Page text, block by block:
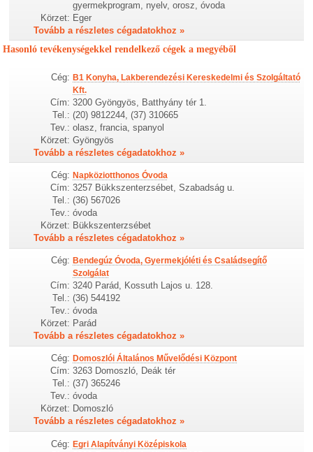
gyermekprogram, nyelv, orosz, óvoda
Körzet: Eger
Tovább a részletes cégadatokhoz »
Hasonló tevékenységekkel rendelkező cégek a megyéből
Cég: B1 Konyha, Lakberendezési Kereskedelmi és Szolgáltató
Kft.
Cím: 3200 Gyöngyös, Batthyány tér 1.
Tel.: (20) 9812244, (37) 310665
Tev.: olasz, francia, spanyol
Körzet: Gyöngyös
Tovább a részletes cégadatokhoz »
Cég: Napköziotthonos Óvoda
Cím: 3257 Bükkszenterzsébet, Szabadság u.
Tel.: (36) 567026
Tev.: óvoda
Körzet: Bükkszenterzsébet
Tovább a részletes cégadatokhoz »
Cég: Bendegúz Óvoda, Gyermekjóléti és Családsegítő
Szolgálat
Cím: 3240 Parád, Kossuth Lajos u. 128.
Tel.: (36) 544192
Tev.: óvoda
Körzet: Parád
Tovább a részletes cégadatokhoz »
Cég: Domoszlói Általános Művelődési Központ
Cím: 3263 Domoszló, Deák tér
Tel.: (37) 365246
Tev.: óvoda
Körzet: Domoszló
Tovább a részletes cégadatokhoz »
Cég: Egri Alapítványi Középiskola